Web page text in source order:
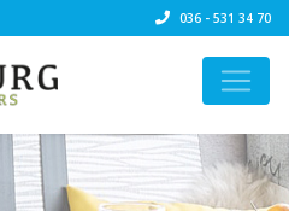
036 - 531 34 70